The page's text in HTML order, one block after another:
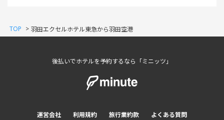
TOP > 羽田エクセルホテル東急から羽田空港
後払いでホテルを予約するなら「ミニッツ」
運営会社 利用規約 旅行業約款 よくある質問